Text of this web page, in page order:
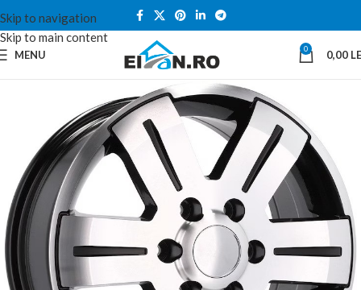
Skip to navigation
Skip to main content
MENU 0 0,00